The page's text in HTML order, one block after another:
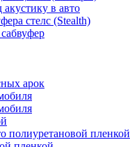
в авто
стелс (Stealth)
арок
полиуретановой пленкой